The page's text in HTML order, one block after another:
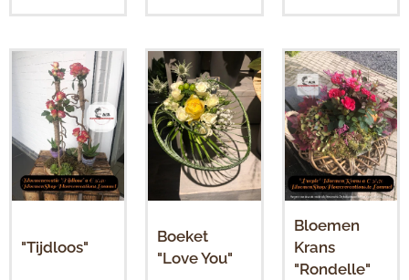
"Tijdloos"
Boeket
"Love You"
Bloemen
Krans
"Rondelle"